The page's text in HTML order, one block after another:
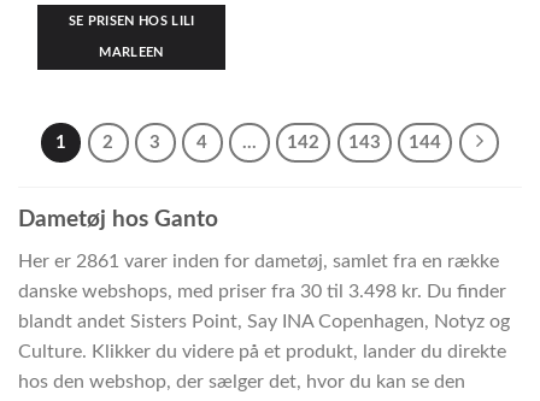
SE PRISEN HOS LILI
MARLEEN
1 2 3 4 … 142 143 144
Dametøj hos Ganto
Her er 2861 varer inden for dametøj, samlet fra en række
danske webshops, med priser fra 30 til 3.498 kr. Du finder
blandt andet Sisters Point, Say INA Copenhagen, Notyz og
Culture. Klikker du videre på et produkt, lander du direkte
hos den webshop, der sælger det, hvor du kan se den